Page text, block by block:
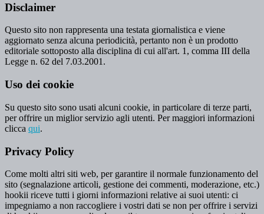
Disclaimer
Questo sito non rappresenta una testata giornalistica e viene
aggiornato senza alcuna periodicità, pertanto non è un prodotto
editoriale sottoposto alla disciplina di cui all'art. 1, comma III della
Legge n. 62 del 7.03.2001.
Uso dei cookie
Su questo sito sono usati alcuni cookie, in particolare di terze parti,
per offrire un miglior servizio agli utenti. Per maggiori informazioni
clicca qui.
Privacy Policy
Come molti altri siti web, per garantire il normale funzionamento del
sito (segnalazione articoli, gestione dei commenti, moderazione, etc.)
hookii riceve tutti i giorni informazioni relative ai suoi utenti: ci
impegniamo a non raccogliere i vostri dati se non per offrire i servizi